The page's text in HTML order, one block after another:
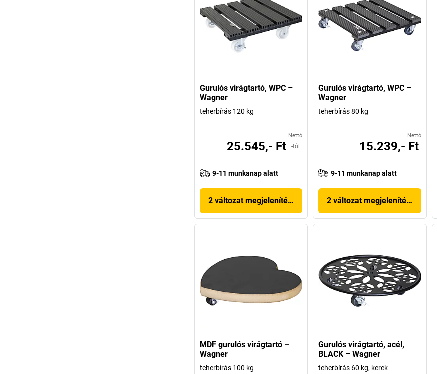
Gurulós virágtartó, WPC –
Wagner
teherbírás 120 kg
Nettó
25.545,- Ft -tól
9-11 munkanap alatt
2 változat megjelenítése
Gurulós virágtartó, WPC –
Wagner
teherbírás 80 kg
Nettó
15.239,- Ft
9-11 munkanap alatt
2 változat megjelenítése
MDF gurulós virágtartó –
Wagner
teherbírás 100 kg
Gurulós virágtartó, acél,
BLACK – Wagner
teherbírás 60 kg, kerek